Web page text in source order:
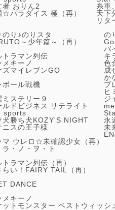
者 おりん2 糸車
☆パラダイス 極（再） 天下
リタ
のり♪のりスタ の
～少年篇～（再）
バ
トラマン列伝 キ
メキーノ 色
ズマイレブンGO 成
か
ボール戦機 ブ
ヒ
ミステリー９ ジ
ルドビジネス サテライト
sports
犬勝ち犬KOZY'S NIGHT 永
ニスの王子様 未
マ ウレロ☆未確認少女（再）
ラ・ノ・ヲ・ト
トラマン列伝（再）
らい！FAIRY TAIL（再）
DANCE
メキーノ
ットモンスター ベストウィッシ